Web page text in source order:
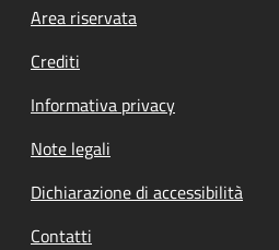
Footer menu
Area riservata
Crediti
Informativa privacy
Note legali
Dichiarazione di accessibilità
Contatti